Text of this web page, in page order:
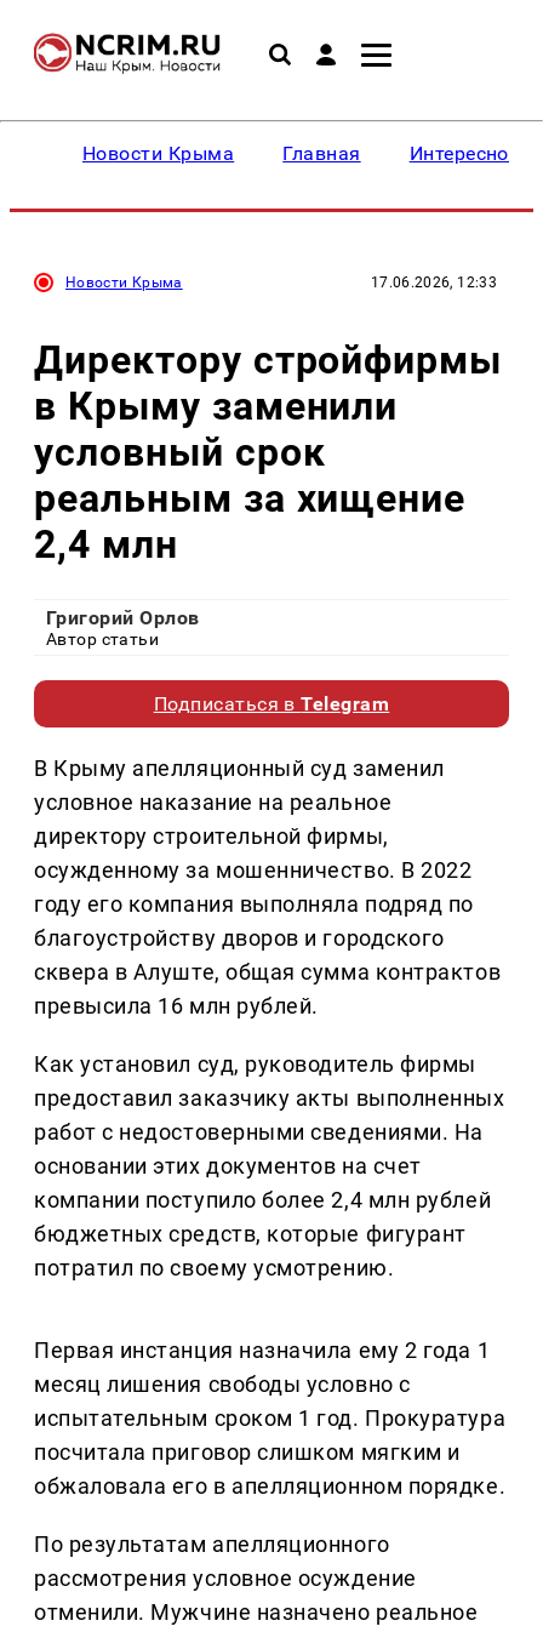
Новости Крыма Главная Интересное
Новости Крыма 17.06.2026, 12:33
Директору стройфирмы
в Крыму заменили
условный срок
реальным за хищение
2,4 млн
Григорий Орлов
Автор статьи
Подписаться вTelegram
В Крыму апелляционный суд заменил
условное наказание на реальное
директору строительной фирмы,
осужденному за мошенничество. В 2022
году его компания выполняла подряд по
благоустройству дворов и городского
сквера в Алуште, общая сумма контрактов
превысила 16 млн рублей.
Как установил суд, руководитель фирмы
предоставил заказчику акты выполненных
работ с недостоверными сведениями. На
основании этих документов на счет
компании поступило более 2,4 млн рублей
бюджетных средств, которые фигурант
потратил по своему усмотрению.
Первая инстанция назначила ему 2 года 1
месяц лишения свободы условно с
испытательным сроком 1 год. Прокуратура
посчитала приговор слишком мягким и
обжаловала его в апелляционном порядке.
По результатам апелляционного
рассмотрения условное осуждение
отменили. Мужчине назначено реальное